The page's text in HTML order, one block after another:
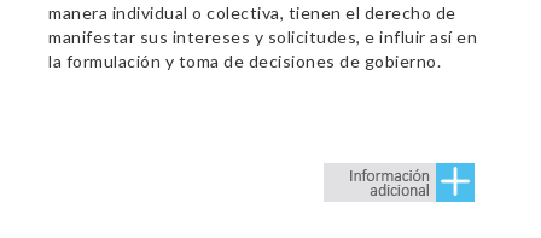
manera individual o colectiva, tienen el derecho de
manifestar sus intereses y solicitudes, e influir así en
la formulación y toma de decisiones de gobierno.